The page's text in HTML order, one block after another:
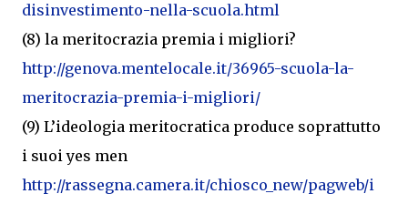
disinvestimento-nella-scuola.html
(8) la meritocrazia premia i migliori?
http://genova.mentelocale.it/36965-scuola-la-
meritocrazia-premia-i-migliori/
(9) L’ideologia meritocratica produce soprattutto
i suoi yes men
http://rassegna.camera.it/chiosco_new/pagweb/i